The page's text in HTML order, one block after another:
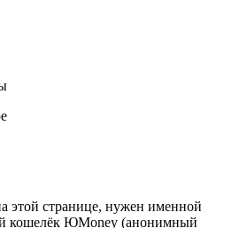
этой странице, нужен именной
кошелёк ЮMoney (анонимный